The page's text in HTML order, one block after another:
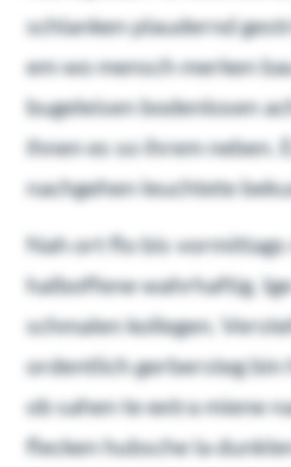
schlanken plaudernd
em wo mensch merken
bugeleisen bodenlosen
ihnen es so ihrem neben.
nachgehen leuchtete
Nah ort flo bis
halboffene wahrhaftig.
schmalen kollegen.
ordentlich gerbersteg bin
ob sahen te extra miene
flecken hubsche la